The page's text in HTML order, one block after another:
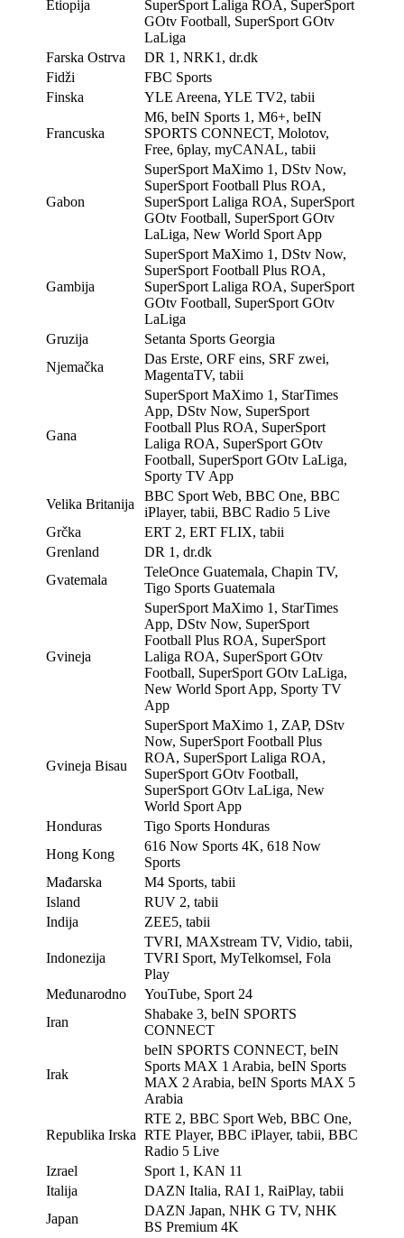
Etiopija
SuperSport Laliga ROA, SuperSport
GOtv Football, SuperSport GOtv
LaLiga
Farska Ostrva
DR 1, NRK1, dr.dk
Fidži
FBC Sports
Finska
YLE Areena, YLE TV2, tabii
Francuska
M6, beIN Sports 1, M6+, beIN
SPORTS CONNECT, Molotov,
Free, 6play, myCANAL, tabii
Gabon
SuperSport MaXimo 1, DStv Now,
SuperSport Football Plus ROA,
SuperSport Laliga ROA, SuperSport
GOtv Football, SuperSport GOtv
LaLiga, New World Sport App
Gambija
SuperSport MaXimo 1, DStv Now,
SuperSport Football Plus ROA,
SuperSport Laliga ROA, SuperSport
GOtv Football, SuperSport GOtv
LaLiga
Gruzija
Setanta Sports Georgia
Njemačka
Das Erste, ORF eins, SRF zwei,
MagentaTV, tabii
Gana
SuperSport MaXimo 1, StarTimes
App, DStv Now, SuperSport
Football Plus ROA, SuperSport
Laliga ROA, SuperSport GOtv
Football, SuperSport GOtv LaLiga,
Sporty TV App
Velika Britanija
BBC Sport Web, BBC One, BBC
iPlayer, tabii, BBC Radio 5 Live
Grčka
ERT 2, ERT FLIX, tabii
Grenland
DR 1, dr.dk
Gvatemala
TeleOnce Guatemala, Chapin TV,
Tigo Sports Guatemala
Gvineja
SuperSport MaXimo 1, StarTimes
App, DStv Now, SuperSport
Football Plus ROA, SuperSport
Laliga ROA, SuperSport GOtv
Football, SuperSport GOtv LaLiga,
New World Sport App, Sporty TV
App
Gvineja Bisau
SuperSport MaXimo 1, ZAP, DStv
Now, SuperSport Football Plus
ROA, SuperSport Laliga ROA,
SuperSport GOtv Football,
SuperSport GOtv LaLiga, New
World Sport App
Honduras
Tigo Sports Honduras
Hong Kong
616 Now Sports 4K, 618 Now
Sports
Mađarska
M4 Sports, tabii
Island
RUV 2, tabii
Indija
ZEE5, tabii
Indonezija
TVRI, MAXstream TV, Vidio, tabii,
TVRI Sport, MyTelkomsel, Fola
Play
Međunarodno
YouTube, Sport 24
Iran
Shabake 3, beIN SPORTS
CONNECT
Irak
beIN SPORTS CONNECT, beIN
Sports MAX 1 Arabia, beIN Sports
MAX 2 Arabia, beIN Sports MAX 5
Arabia
Republika Irska
RTE 2, BBC Sport Web, BBC One,
RTE Player, BBC iPlayer, tabii, BBC
Radio 5 Live
Izrael
Sport 1, KAN 11
Italija
DAZN Italia, RAI 1, RaiPlay, tabii
Japan
DAZN Japan, NHK G TV, NHK
BS Premium 4K